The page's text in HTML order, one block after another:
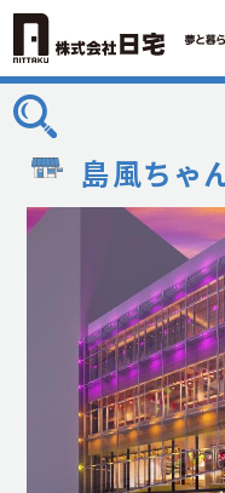
島風ちゃ